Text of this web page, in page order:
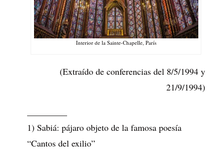
Interior de la Sainte-Chapelle, París
(Extraído de conferencias del 8/5/1994 y
21/9/1994)
1) Sabiá: pájaro objeto de la famosa poesía
“Cantos del exilio”